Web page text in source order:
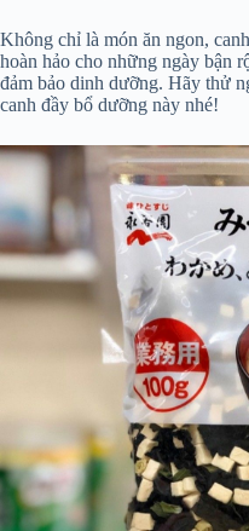
Không chỉ là món ăn ngon,
hoàn hảo cho những ngày bận
đảm bảo dinh dưỡng. Hãy thử
canh đầy bổ dưỡng này nhé!